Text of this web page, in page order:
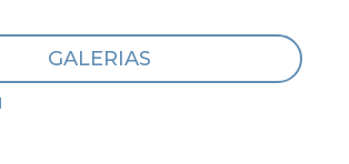
GALERIAS